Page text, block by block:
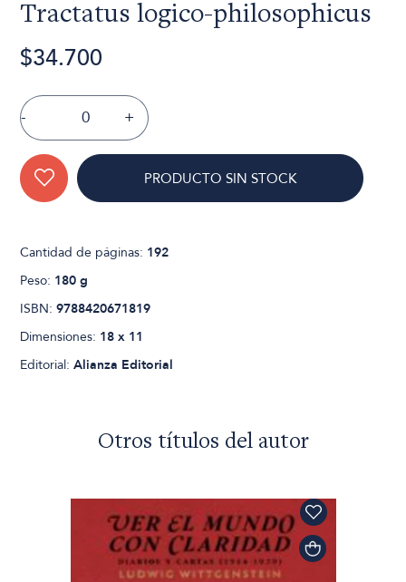
Tractatus logico-philosophicus
$34.700
- +
PRODUCTO SIN STOCK
Cantidad de páginas: 192
Peso: 180 g
ISBN:9788420671819
Dimensiones: 18 x 11
Editorial:Alianza Editorial
Otros títulos del autor